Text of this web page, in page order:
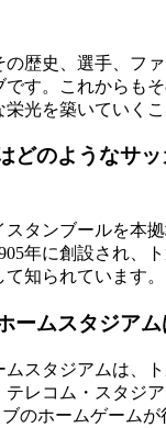
の歴史、選手、フ
す。これからも
光を築いていくこ
どのようなサ
スタンブールを本
年に創設され、
知られています。
ームスタジア
ムスタジアムは、
テレコム・スタジ
のホームゲームが